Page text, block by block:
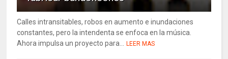
Calles intransitables, robos en aumento e inundaciones
constantes, pero la intendenta se enfoca en la música.
Ahora impulsa un proyecto para...
LEER MAS